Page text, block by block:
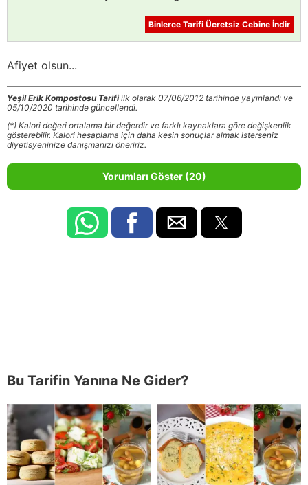
Binlerce Tarifi Ücretsiz Cebine İndir
Afiyet olsun...
Yeşil Erik Kompostosu Tarifiilk olarak 07/06/2012 tarihinde yayınlandı ve
05/10/2020 tarihinde güncellendi.
(*) Kalori değeri ortalama bir değerdir ve farklı kaynaklara göre değişkenlik
gösterebilir. Kalori hesaplama için daha kesin sonuçlar almak isterseniz
diyetisyeninize danışmanızı öneririz.
Yorumları Göster (20)
Bu Tarifin Yanına Ne Gider?